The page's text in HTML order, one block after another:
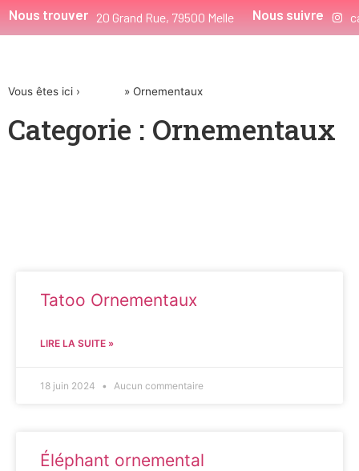
Nous trouver 20 Grand Rue, 79500 Melle Nous suivre
Vous êtes ici › » Ornementaux
Categorie : Ornementaux
Tatoo Ornementaux
LIRE LA SUITE »
18 juin 2024 Aucun commentaire
Éléphant ornemental